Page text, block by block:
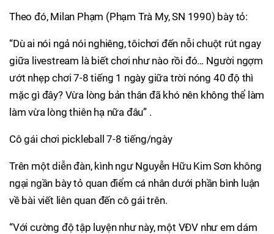
Theo đó, Milan Phạm (Phạm Trà My, SN 1990) bày tỏ:
“Dù ai nói ngả nói nghiêng, tôichơi đến nỗi chuột rút ngay
giữa livestream là biết chơi như nào rồi đó… Người ngợm
ướt nhẹp chơi 7-8 tiếng 1 ngày giữa trời nóng 40 độ thì
mặc gì đây? Vừa lòng bản thân đã khó nên không thể làm
làm vừa lòng thiên hạ nữa đâu” .
Cô gái chơi pickleball 7-8 tiếng/ngày
Trên một diễn đàn, kình ngư Nguyễn Hữu Kim Sơn không
ngại ngần bày tỏ quan điểm cá nhân dưới phần bình luận
về bài viết liên quan đến cô gái trên.
“Với cường độ tập luyện như này, một VĐV như em dám